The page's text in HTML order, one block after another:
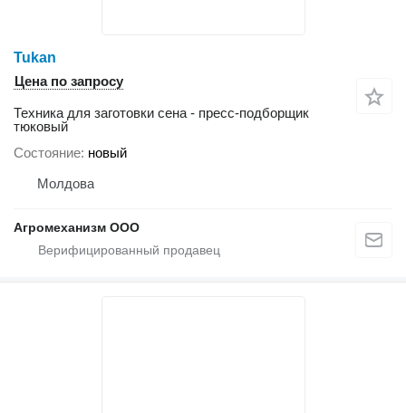
Tukan
Цена по запросу
Техника для заготовки сена - пресс-подборщик
тюковый
Состояние новый
Молдова
Агромеханизм ООО